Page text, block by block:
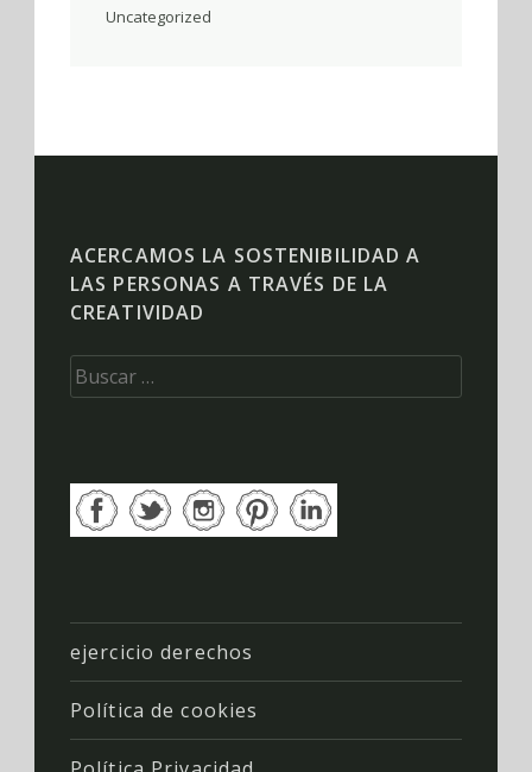
Uncategorized
ACERCAMOS LA SOSTENIBILIDAD A
LAS PERSONAS A TRAVÉS DE LA
CREATIVIDAD
Buscar:
ejercicio derechos
Política de cookies